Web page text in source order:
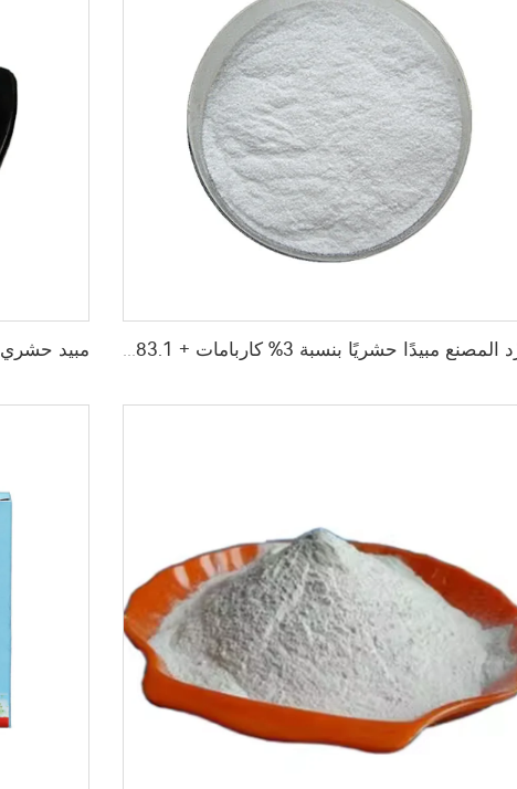
يورِّد المصنع مبيدًا حشريًا بنسبة 3% كاربامات + 83.1% نيكلوساميد WP لمكافحة الآفات.